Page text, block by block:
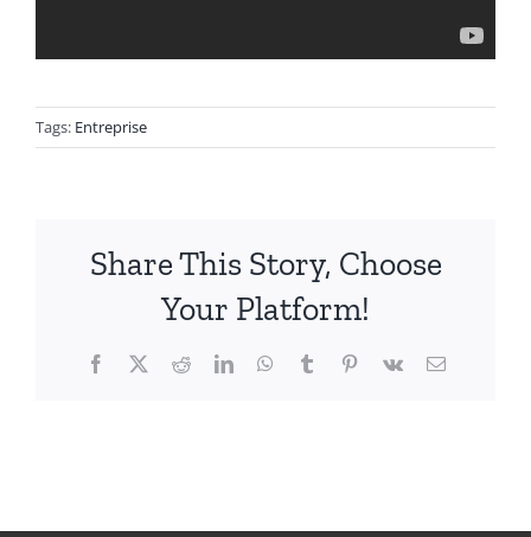
Tags: Entreprise
Share This Story, Choose
Your Platform!
Facebook
X RedditLinkedInWhatsApp
TumblrPinterest
Vk Email